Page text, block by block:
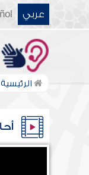
عربي
الرئيسية